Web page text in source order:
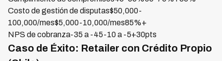
Costo de gestión de disputas$50,000-
100,000/mes$5,000-10,000/mes85%+
NPS de cobranza-35 a -45-10 a -5+30pts
Caso de Éxito: Retailer con Crédito Propio